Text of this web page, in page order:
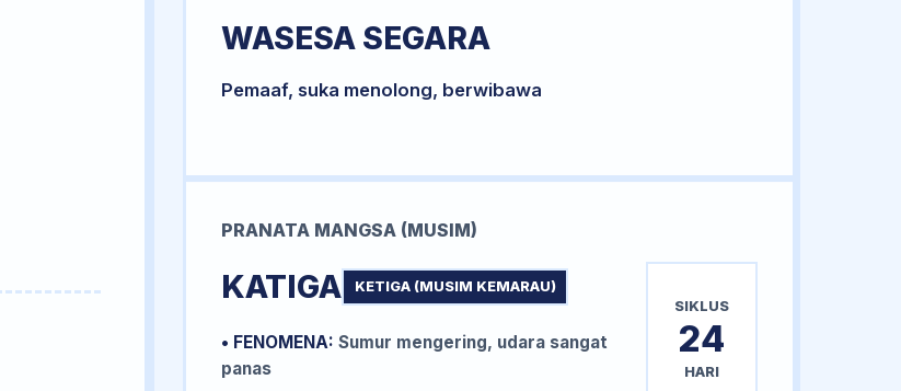
WASESA SEGARA
Pemaaf, suka menolong, berwibawa
PRANATA MANGSA (MUSIM)
KATIGA KETIGA (MUSIM KEMARAU)
• FENOMENA: Sumur mengering, udara sangat
panas
SIKLUS
24
HARI